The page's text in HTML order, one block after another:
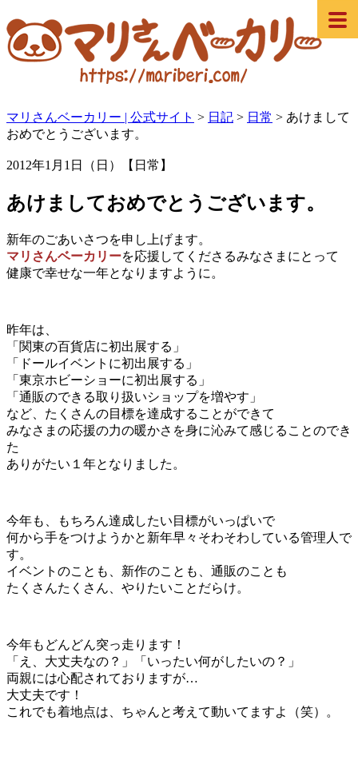
マリさんベーカリー | 公式サイト > 日記 > 日常 > あけまして
おめでとうございます。
2012年1月1日（日）【日常】
あけましておめでとうございます。
新年のごあいさつを申し上げます。
マリさんベーカリーを応援してくださるみなさまにとって
健康で幸せな一年となりますように。
昨年は、
「関東の百貨店に初出展する」
「ドールイベントに初出展する」
「東京ホビーショーに初出展する」
「通販のできる取り扱いショップを増やす」
など、たくさんの目標を達成することができて
みなさまの応援の力の暖かさを身に沁みて感じることのでき
た
ありがたい１年となりました。
今年も、もちろん達成したい目標がいっぱいで
何から手をつけようかと新年早々そわそわしている管理人で
す。
イベントのことも、新作のことも、通販のことも
たくさんたくさん、やりたいことだらけ。
今年もどんどん突っ走ります！
「え、大丈夫なの？」「いったい何がしたいの？」
両親には心配されておりますが…
大丈夫です！
これでも着地点は、ちゃんと考えて動いてますよ（笑）。